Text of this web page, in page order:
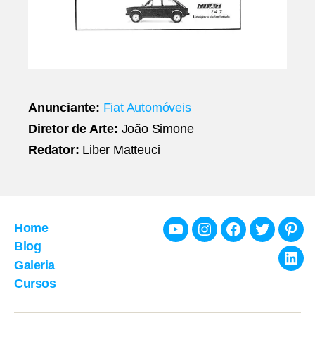
Anunciante: Fiat Automóveis
Diretor de Arte: João Simone
Redator: Liber Matteuci
Home
Blog
Galeria
Cursos
YoutubeInstagramFacebook
Twitter